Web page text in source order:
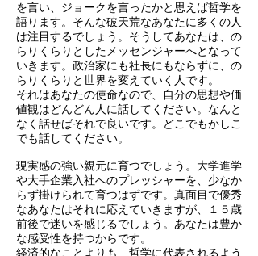
を言い、ジョークを言ったかと思えば哲学を
語ります。そんな破天荒なあなたに多くの人
は注目するでしょう。そうしてあなたは、の
らりくらりとしたメッセンジャーへとなって
いきます。政治家にも社長にもならずに、の
らりくらりと世界を変えていく人です。
それはあなたの使命なので、自分の思想や価
値観はどんどん人に話してください。なんと
なく話せばそれで良いです。どこでもかしこ
でも話してください。
現実感の強い親元に育つでしょう。大学進学
や大手企業入社へのプレッシャーを、少なか
らず掛けられて育つはずです。真面目で優秀
なあなたはそれに応えていきますが、１５歳
前後で迷いを感じるでしょう。あなたは豊か
な感受性を持つからです。
経済的なことよりも、哲学に代表されるよう